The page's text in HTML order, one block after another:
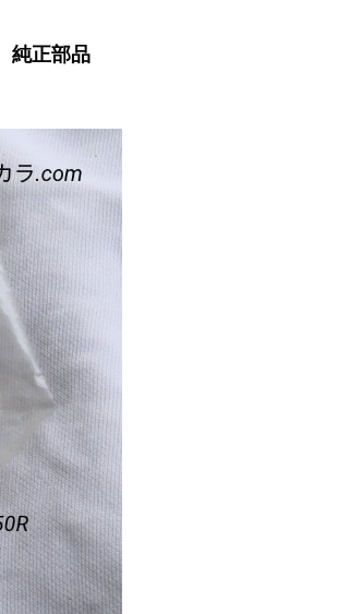
純正部品